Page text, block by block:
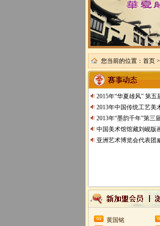
您当前的位置： 首页
2015年“华夏雄风” 第
2013年中国传统工艺美
2013年“墨韵千年”第三
中国美术馆馆藏刘岘版
亚洲艺术博览会代表团
黄国铭